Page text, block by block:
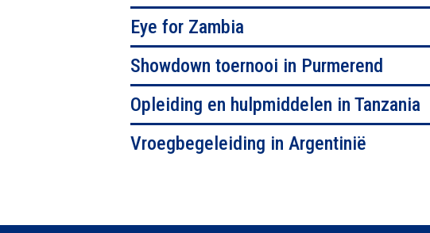
Eye for Zambia
Showdown toernooi in Purmerend
Opleiding en hulpmiddelen in Tanzania
Vroegbegeleiding in Argentinië